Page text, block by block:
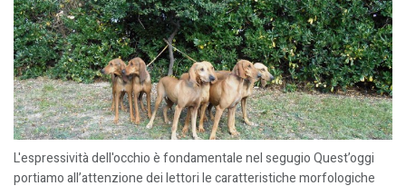
L'espressività dell'occhio è fondamentale nel segugio Quest’oggi
portiamo all’attenzione dei lettori le caratteristiche morfologiche